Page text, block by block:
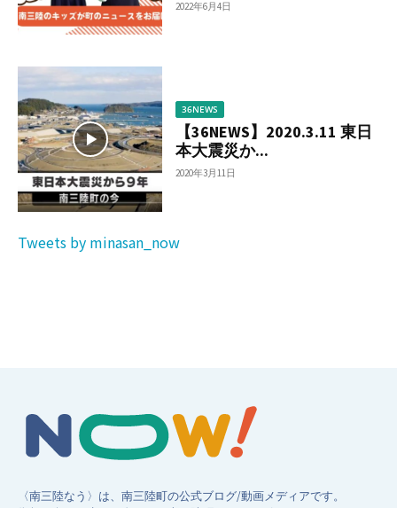
2022年6月4日
36NEWS
【36NEWS】2020.3.11 東日
本大震災か...
2020年3月11日
Tweets by minasan_now
〈南三陸なう〉は、南三陸町の公式ブログ/動画メディアです。